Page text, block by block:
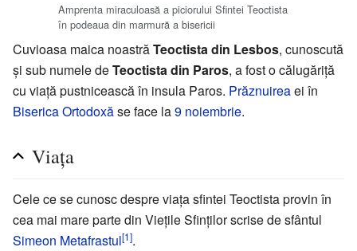
Amprenta miraculoasă a piciorului Sfintei Teoctista
în podeaua din marmură a bisericii
Cuvioasa maica noastrăTeoctista din Lesbos, cunoscută
și sub numele deTeoctista din Paros, a fost o călugăriță
cu viață pustnicească în insula Paros. Prăznuireaei în
Biserica Ortodoxăse face la9 noiembrie.
Viața
Cele ce se cunosc despre viața sfintei Teoctista provin în
cea mai mare parte din Viețile Sfinților scrise de sfântul
Simeon Metafrastul[1].